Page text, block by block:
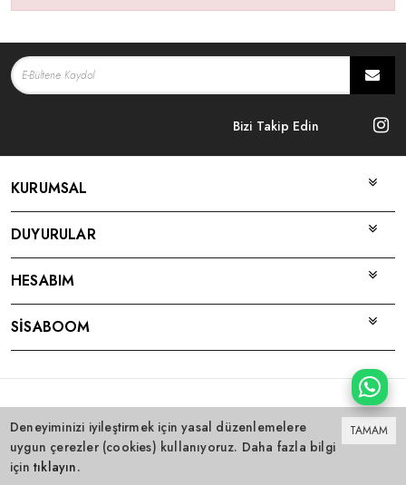
Bizi Takip Edin
KURUMSAL
DUYURULAR
HESABIM
SİSABOOM
ile hazırlanmıştır.
TAMAM
Deneyiminizi iyileştirmek için yasal düzenlemelere
uygun çerezler (cookies) kullanıyoruz. Daha fazla bilgi
için tıklayın.